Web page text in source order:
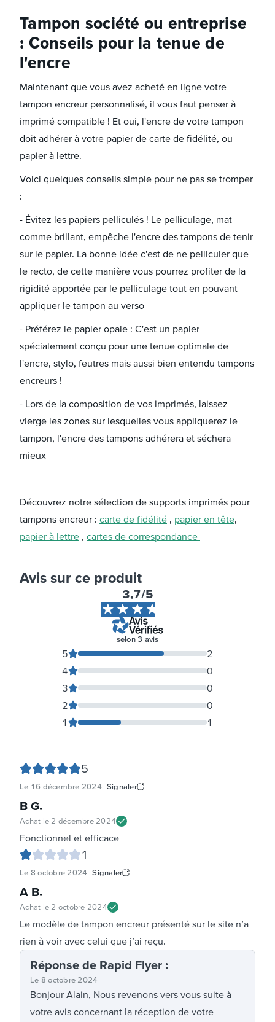
Tampon société ou entreprise
: Conseils pour la tenue de
l'encre
Maintenant que vous avez acheté en ligne votre
tampon encreur personnalisé, il vous faut penser à
imprimé compatible ! Et oui, l'encre de votre tampon
doit adhérer à votre papier de carte de fidélité, ou
papier à lettre.
Voici quelques conseils simple pour ne pas se tromper
:
- Évitez les papiers pelliculés ! Le pelliculage, mat
comme brillant, empêche l'encre des tampons de tenir
sur le papier. La bonne idée c'est de ne pelliculer que
le recto, de cette manière vous pourrez profiter de la
rigidité apportée par le pelliculage tout en pouvant
appliquer le tampon au verso
- Préférez le papier opale : C'est un papier
spécialement conçu pour une tenue optimale de
l'encre, stylo, feutres mais aussi bien entendu tampons
encreurs !
- Lors de la composition de vos imprimés, laissez
vierge les zones sur lesquelles vous appliquerez le
tampon, l'encre des tampons adhérera et séchera
mieux
Découvrez notre sélection de supports imprimés pour
tampons encreur : carte de fidélité , papier en tête,
papier à lettre , cartes de correspondance
Avis sur ce produit
3,7/5
selon 3 avis
1 1
2 0
3 0
4 0
5 2
5
Le 16 décembre 2024 Signaler
B G.
Achat le 2 décembre 2024
Fonctionnel et efficace
1
Le 8 octobre 2024 Signaler
A B.
Achat le 2 octobre 2024
Le modèle de tampon encreur présenté sur le site n’a
rien à voir avec celui que j’ai reçu.
Réponse de Rapid Flyer :
Le 8 octobre 2024
Bonjour Alain, Nous revenons vers vous suite à
votre avis concernant la réception de votre